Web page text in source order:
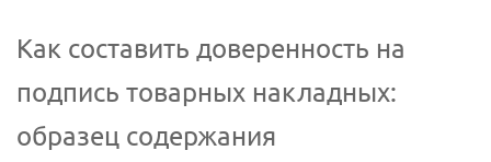
Как составить доверенность на
подпись товарных накладных:
образец содержания